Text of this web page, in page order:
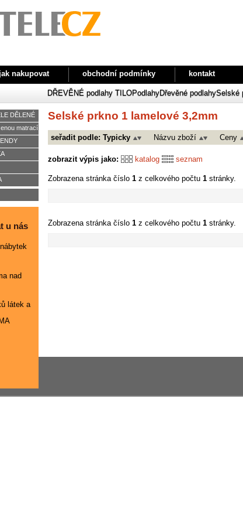
jak nakupovat obchodní podmínky kontakt
DŘEVĚNÉ podlahy TILOPodlahyDřevěné podlahySelské
DĚLENÉ
matrací
u nás
nad
látek a
Selské prkno 1 lamelové 3,2mm
seřadit podle: Typicky Názvu zboží Ceny
zobrazit výpis jako: katalog seznam
Zobrazena stránka číslo 1 z celkového počtu 1 stránky.
Zobrazena stránka číslo 1 z celkového počtu 1 stránky.